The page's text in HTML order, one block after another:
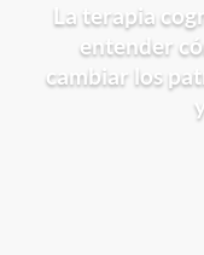
La terapia
entender
cambiar los